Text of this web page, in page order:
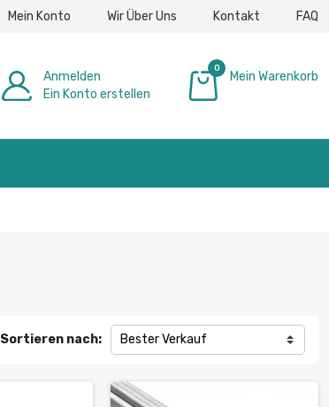
Mein Konto Wir Über Uns Kontakt FAQ
Anmelden
Ein Konto erstellen
0
Mein Warenkorb
Sortieren nach: Bester Verkauf